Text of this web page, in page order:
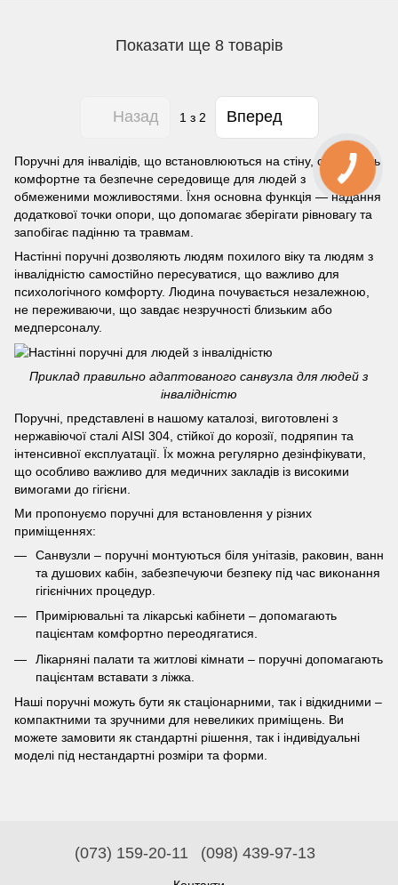
Показати ще 8 товарів
Назад 1 з 2 Вперед
Поручні для інвалідів, що встановлюються на стіну, створюють
комфортне та безпечне середовище для людей з
обмеженими можливостями. Їхня основна функція — надання
додаткової точки опори, що допомагає зберігати рівновагу та
запобігає падінню та травмам.
Настінні поручні дозволяють людям похилого віку та людям з
інвалідністю самостійно пересуватися, що важливо для
психологічного комфорту. Людина почувається незалежною,
не переживаючи, що завдає незручності близьким або
медперсоналу.
Приклад правильно адаптованого санвузла для людей з
інвалідністю
Поручні, представлені в нашому каталозі, виготовлені з
нержавіючої сталі AISI 304, стійкої до корозії, подряпин та
інтенсивної експлуатації. Їх можна регулярно дезінфікувати,
що особливо важливо для медичних закладів із високими
вимогами до гігієни.
Ми пропонуємо поручні для встановлення у різних
приміщеннях:
Санвузли – поручні монтуються біля унітазів, раковин, ванн
та душових кабін, забезпечуючи безпеку під час виконання
гігієнічних процедур.
Примірювальні та лікарські кабінети – допомагають
пацієнтам комфортно переодягатися.
Лікарняні палати та житлові кімнати – поручні допомагають
пацієнтам вставати з ліжка.
Наші поручні можуть бути як стаціонарними, так і відкидними –
компактними та зручними для невеликих приміщень. Ви
можете замовити як стандартні рішення, так і індивідуальні
моделі під нестандартні розміри та форми.
(073) 159-20-11 (098) 439-97-13